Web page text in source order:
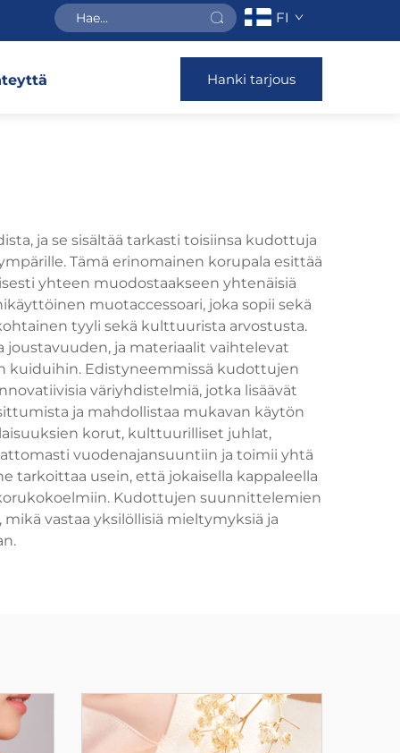
FI
Hanki tarjous
ja se sisältää tarkasti toisiinsa kudottuja
Tämä erinomainen korupala esittää
yhteen muodostaakseen yhtenäisiä
muotaccessoari, joka sopii sekä
tyyli sekä kulttuurista arvostusta.
ja materiaalit vaihtelevat
kuiduihin. Edistyneemmissä kudottujen
väriyhdistelmiä, jotka lisäävät
ja mahdollistaa mukavan käytön
korut, kulttuurilliset juhlat,
vuodenajansuuntiin ja toimii yhtä
tarkoittaa usein, että jokaisella kappaleella
Kudottujen suunnittelemien
vastaa yksilöllisiä mieltymyksiä ja